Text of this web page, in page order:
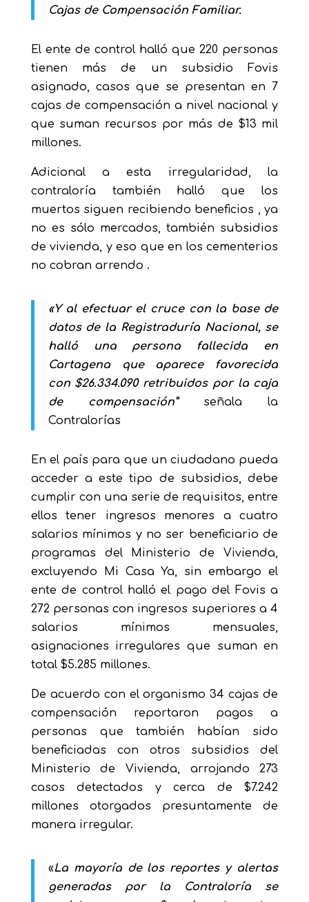
Cajas de Compensación Familiar.
El ente de control halló que 220 personas
tienen más de un subsidio Fovis
asignado, casos que se presentan en 7
cajas de compensación a nivel nacional y
que suman recursos por más de $13 mil
millones.
Adicional a esta irregularidad, la
contraloría también halló que los
muertos siguen recibiendo beneficios , ya
no es sólo mercados, también subsidios
de vivienda, y eso que en los cementerios
no cobran arrendo .
«Y al efectuar el cruce con la base de
datos de la Registraduría Nacional, se
halló una persona fallecida en
Cartagena que aparece favorecida
con $26.334.090 retribuidos por la caja
de compensación”
señala la
Contralorías
En el país para que un ciudadano pueda
acceder a este tipo de subsidios, debe
cumplir con una serie de requisitos, entre
ellos tener ingresos menores a cuatro
salarios mínimos y no ser beneficiario de
programas del Ministerio de Vivienda,
excluyendo Mi Casa Ya, sin embargo el
ente de control halló el pago del Fovis a
272 personas con ingresos superiores a 4
salarios mínimos mensuales,
asignaciones irregulares que suman en
total $5.285 millones.
De acuerdo con el organismo 34 cajas de
compensación reportaron pagos a
personas que también habían sido
beneficiadas con otros subsidios del
Ministerio de Vivienda, arrojando 273
casos detectados y cerca de $7.242
millones otorgados presuntamente de
manera irregular.
«La mayoría de los reportes y alertas
generadas por la Contraloría se